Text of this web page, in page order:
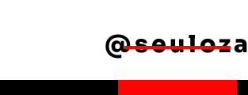
@seuloza